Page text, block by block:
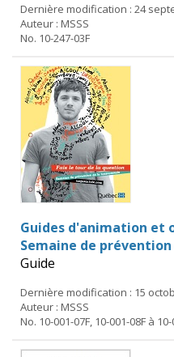
Dernière modification : 24
Auteur : MSSS
No. 10-247-03F
Guides d'animation et
Semaine de
Guide
Dernière modification : 15
Auteur : MSSS
No. 10-001-07F, 10-001-08F à